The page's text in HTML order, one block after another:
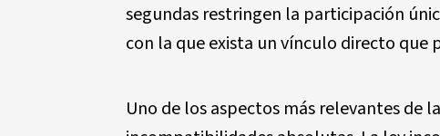
segundas restringen la participación
con la que exista un vínculo directo
Uno de los aspectos más relevantes de